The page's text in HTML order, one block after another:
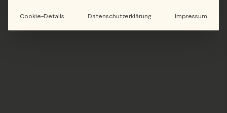
Cookie-Details Datenschutzerklärung Impressum